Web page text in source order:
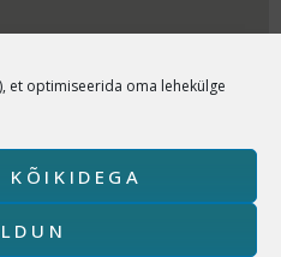
), et optimiseerida oma lehekülge
Sandra Joa Powered by
Kodulehel kasutatud pildid
Madli Viigimaa poolt.